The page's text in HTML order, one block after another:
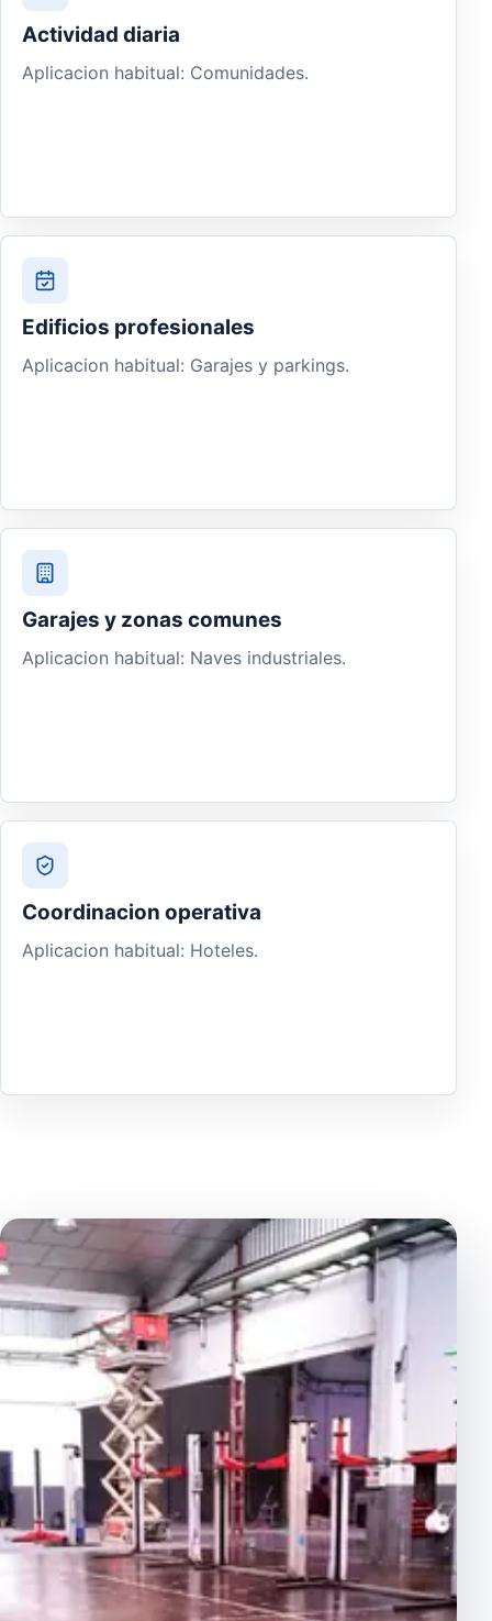
Actividad diaria
Aplicacion habitual: Comunidades.
Edificios profesionales
Aplicacion habitual: Garajes y parkings.
Garajes y zonas comunes
Aplicacion habitual: Naves industriales.
Coordinacion operativa
Aplicacion habitual: Hoteles.